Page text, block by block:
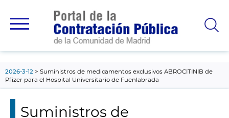
principal
2026-3-12
Suministros de medicamentos exclusivos ABROCITINIB de
Pfizer para el Hospital Universitario de Fuenlabrada
Suministros de